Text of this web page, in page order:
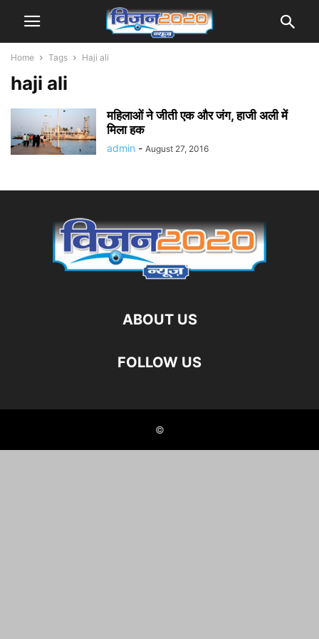
Home Tags Haji ali
haji ali
महिलाओं ने जीती एक और जंग, हाजी अली में
मिला हक
admin - August 27, 2016
ABOUT US
FOLLOW US
©